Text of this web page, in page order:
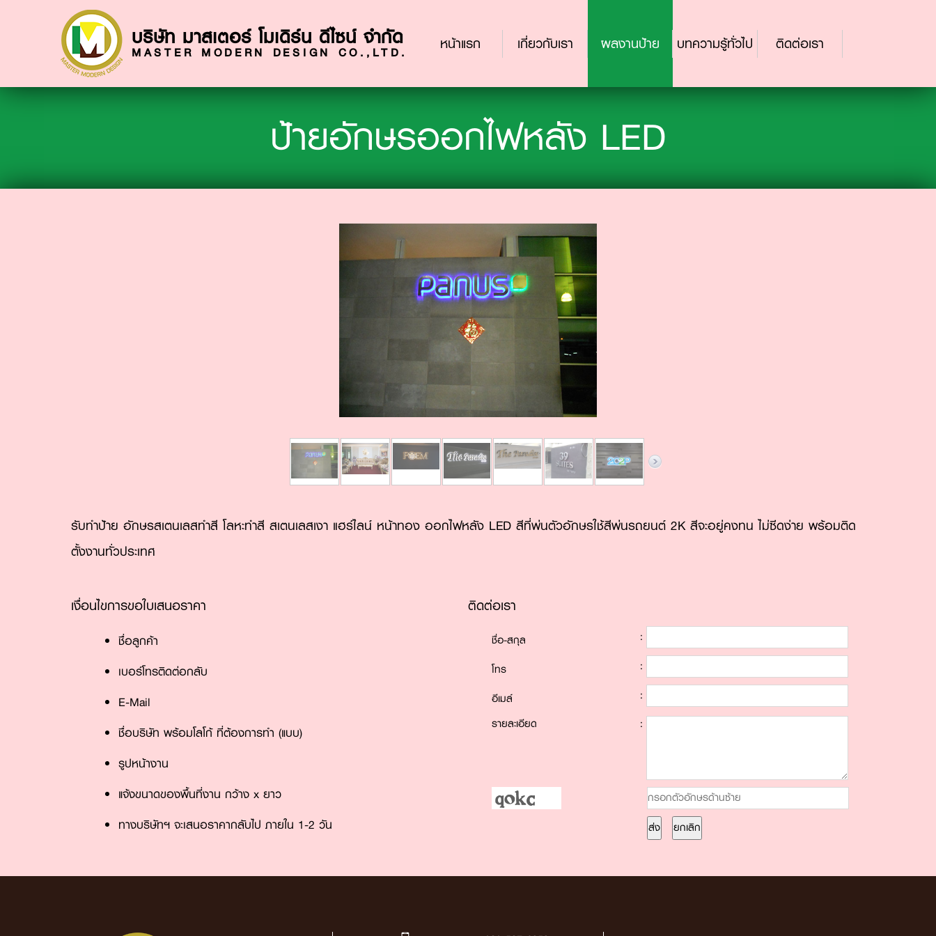
บริษัท มาสเตอร์ โมเดิร์น ดีไซน์ จำกัด
MASTER MODERN DESIGN CO.,LTD. หน้าแรก(current)เกี่ยวกับเรา ผลงานป้าย บทความรู้ทั่วไป ติดต่อเรา
ป้ายอักษรออกไฟหลัง LED
รับทำป้าย อักษรสเตนเลสทำสี โลหะทำสี สเตนเลสเงา แฮร์ไลน์ หน้าทอง ออกไฟหลัง LED สีที่พ่นตัวอักษรใช้สีพ่นรถยนต์ 2K สีจะอยู่คงทน ไม่ซีดง่าย พร้อมติด
ตั้งงานทั่วประเทศ
เงื่อนไขการขอใบเสนอราคา
ชื่อลูกค้า
เบอร์โทรติดต่อกลับ
E-Mail
ชื่อบริษัท พร้อมโลโก้ ที่ต้องการทำ (แบบ)
รูปหน้างาน
แจ้งขนาดของพื้นที่งาน กว้าง x ยาว
ทางบริษัทฯ จะเสนอราคากลับไป ภายใน 1-2 วัน
ติดต่อเรา
ชื่อ-สกุล :
โทร :
อีเมล์
:
รายละเอียด
: